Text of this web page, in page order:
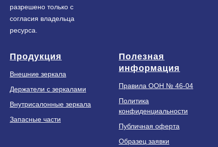
разрешено только с
согласия владельца
ресурса.
Продукция
Внешние зеркала
Держатели с зеркалами
Внутрисалонные зеркала
Запасные части
Полезная
информация
Правила ООН № 46-04
Политика
конфиденциальности
Публичная оферта
Образец заявки